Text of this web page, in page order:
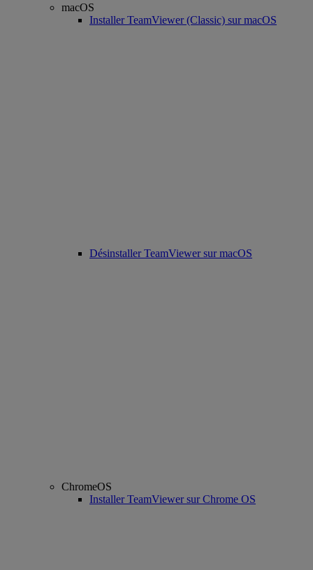
macOS
Installer TeamViewer (Classic) sur macOS
Désinstaller TeamViewer sur macOS
ChromeOS
Installer TeamViewer sur Chrome OS